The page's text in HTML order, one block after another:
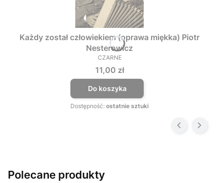
Każdy został człowiekiem (oprawa miękka) Piotr
Nesterowicz
PRODUCENT
CZARNE
Cena
11,00 zł
Do koszyka
Dostępność: ostatnie sztuki
Polecane produkty